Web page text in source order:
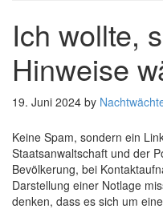
Ich wollte,
Hinweise
19. Juni 2024 by
Keine Spam, sondern ein
Staatsanwaltschaft und der
Bevölkerung, bei
Darstellung einer Notlage
denken, dass es sich um